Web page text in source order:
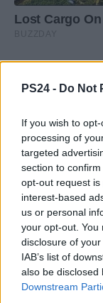
PS24 - Do Not
If you wish to
processing of
targeted
section to
opt-out request
interest-based
us or personal
your opt-out. You
disclosure of
IAB’s list of
also be disclosed
Downstream